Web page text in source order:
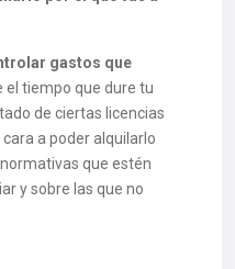
gastos que
el tiempo que dure tu
de ciertas licencias
a poder alquilarlo
que estén
y sobre las que no